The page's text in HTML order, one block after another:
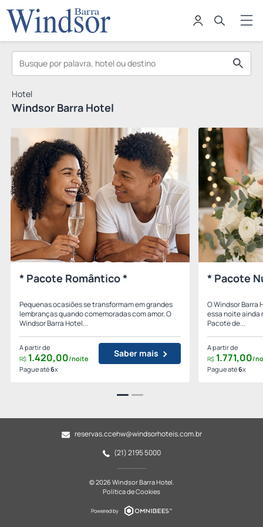
Hotel
Windsor Barra Hotel
* Pacote Romântico *
Pequenas ocasiões se transformam em grandes
lembranças quando comemoradas com amor. O
Windsor Barra Hotel...
A partir de
R$ 1.420,00/noite
Pague até6x
Saber mais
* Pacote
O Windsor Barra
essa noite ainda
Pacote de...
A partir de
R$ 1.771,00/
Pague até6x
reservas.ccehw@windsorhoteis.com.br
(21) 2195 5000
© 2026 Windsor Barra Hotel.
Política de Cookies
Powered by